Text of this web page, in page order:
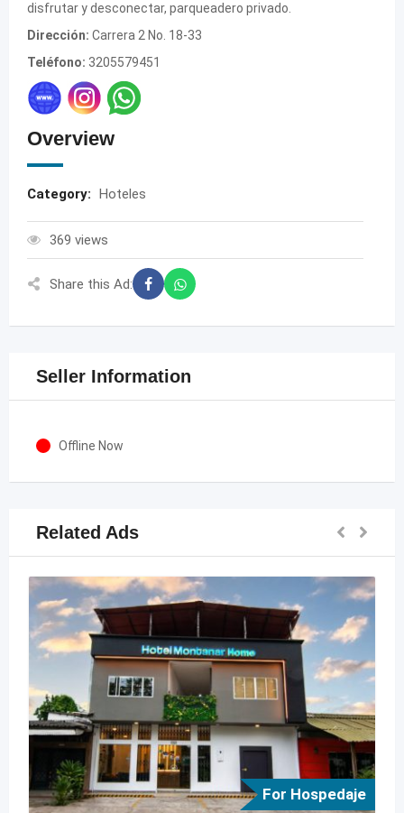
disfrutar y desconectar, parqueadero privado.
Dirección: Carrera 2 No. 18-33
Teléfono: 3205579451
Overview
Category: Hoteles
369 views
Share this Ad:
Seller Information
Offline Now
Related Ads
For Hospedaje